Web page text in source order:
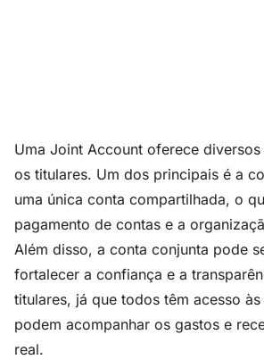
Uma Joint Account oferece
os titulares. Um dos principais é a
uma única conta compartilhada, o
pagamento de contas e a
Além disso, a conta conjunta pode
fortalecer a confiança e a
titulares, já que todos têm acesso
podem acompanhar os gastos e
real.